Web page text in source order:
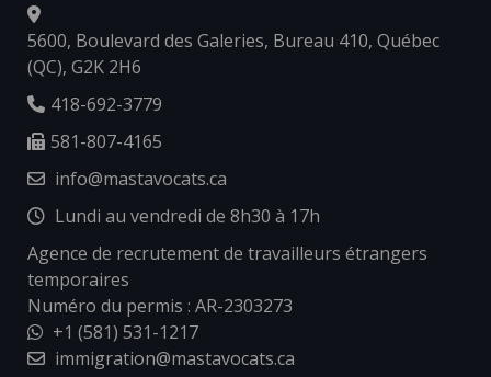
5600, Boulevard des Galeries, Bureau 410, Québec
(QC), G2K 2H6
418-692-3779
581-807-4165
info@mastavocats.ca
Lundi au vendredi de 8h30 à 17h
Agence de recrutement de travailleurs étrangers
temporaires
Numéro du permis : AR-2303273
+1 (581) 531-1217
immigration@mastavocats.ca